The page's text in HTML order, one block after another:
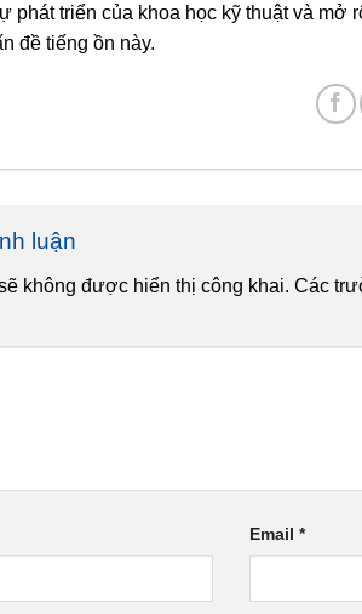
phát triển của khoa học kỹ thuật và mở
đề tiếng ồn này.
luận
không được hiển thị công khai. Các
Email*